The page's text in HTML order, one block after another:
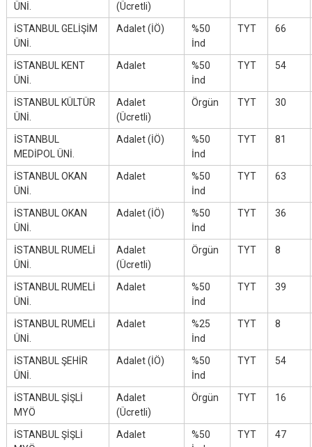
ÜNİ.
(Ücretli)
İSTANBUL GELİŞİM
ÜNİ.
Adalet (İÖ)
%50
İnd
TYT 66
İSTANBUL KENT
ÜNİ.
Adalet
%50
İnd
TYT 54
İSTANBUL KÜLTÜR
ÜNİ.
Adalet
(Ücretli)
Örgün TYT 30
İSTANBUL
MEDİPOL ÜNİ.
Adalet (İÖ)
%50
İnd
TYT 81
İSTANBUL OKAN
ÜNİ.
Adalet
%50
İnd
TYT 63
İSTANBUL OKAN
ÜNİ.
Adalet (İÖ)
%50
İnd
TYT 36
İSTANBUL RUMELİ
ÜNİ.
Adalet
(Ücretli)
Örgün TYT 8
İSTANBUL RUMELİ
ÜNİ.
Adalet
%50
İnd
TYT 39
İSTANBUL RUMELİ
ÜNİ.
Adalet
%25
İnd
TYT 8
İSTANBUL ŞEHİR
ÜNİ.
Adalet (İÖ)
%50
İnd
TYT 54
İSTANBUL ŞİŞLİ
MYÖ
Adalet
(Ücretli)
Örgün TYT 16
İSTANBUL ŞİŞLİ
Adalet
%50
TYT 47